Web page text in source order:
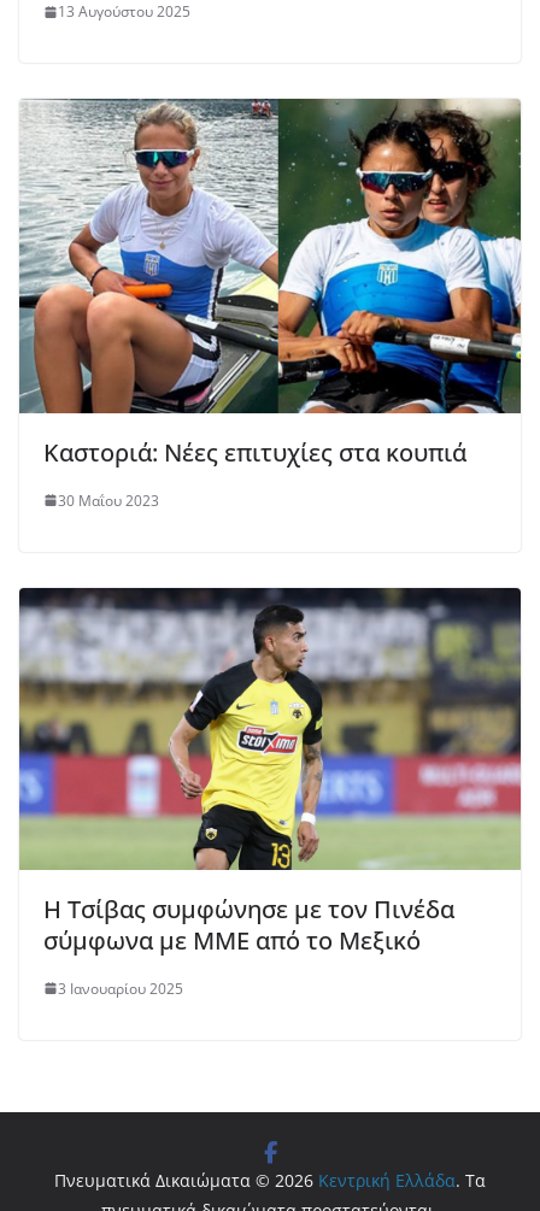
13 Αυγούστου 2025
Καστοριά: Νέες επιτυχίες στα κουπιά
30 Μαΐου 2023
Η Τσίβας συμφώνησε με τον Πινέδα
σύμφωνα με ΜΜΕ από το Μεξικό
3 Ιανουαρίου 2025
Πνευματικά Δικαιώματα © 2026 Κεντρική Ελλάδα. Τα